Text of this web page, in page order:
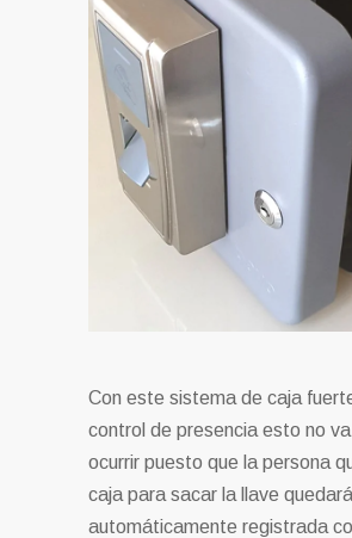
Con este sistema de caja
control de presencia esto no
ocurrir puesto que la persona
caja para sacar la llave quedará
automáticamente registrada